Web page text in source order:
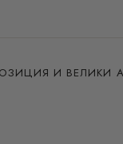
И ВЕЛИКИ